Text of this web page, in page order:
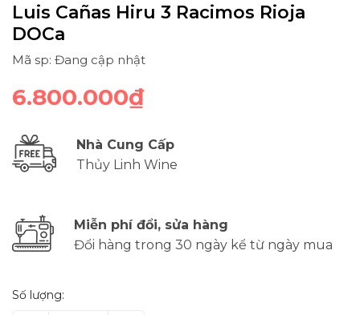
Luis Cañas Hiru 3 Racimos Rioja
DOCa
Mã sp: Đang cập nhật
6.800.000₫
Nhà Cung Cấp
Thủy Linh Wine
Miễn phí đổi, sửa hàng
Đổi hàng trong 30 ngày kể từ ngày mua
Số lượng: